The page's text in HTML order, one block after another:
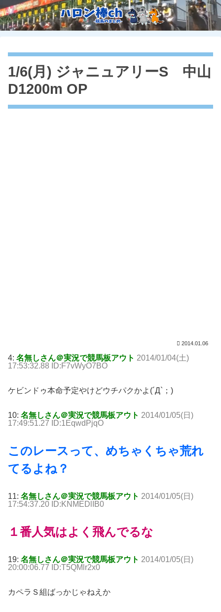
1/6(月) ジャニュアリーS 中山
D1200m OP
2014.01.06
4: 名無しさん＠実況で競馬板アウト 2014/01/04(土)
17:53:32.88 ID:F7vWyO7BO
ケビンドゥ本命予定やけどウチパクかよ(´Д`；)
10: 名無しさん＠実況で競馬板アウト 2014/01/05(日)
17:49:51.27 ID:1EqwdPjqO
このレースって、めちゃくちゃ荒れ
てるよね？
11: 名無しさん＠実況で競馬板アウト 2014/01/05(日)
17:54:37.20 ID:KNMEDlIB0
１番人気はよく飛んでるな
19: 名無しさん＠実況で競馬板アウト 2014/01/05(日)
20:00:06.77 ID:T5QMlr2x0
カペラＳ組ばっかじゃねえか